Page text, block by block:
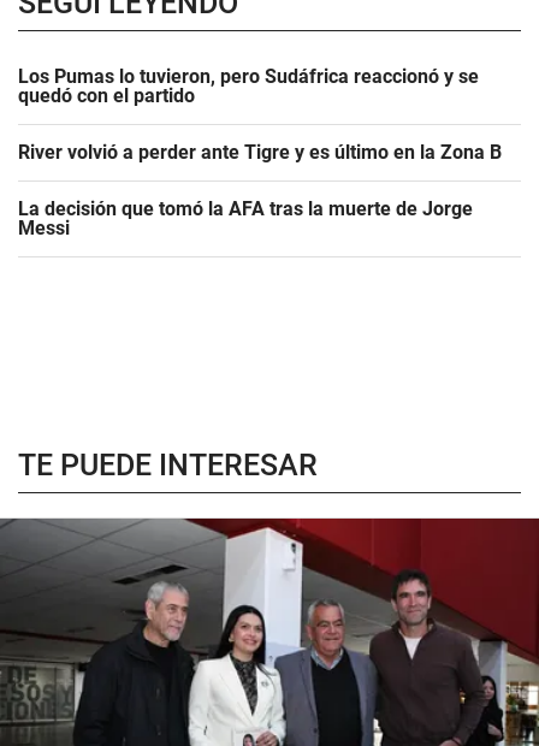
Los Pumas lo tuvieron, pero Sudáfrica reaccionó y se
quedó con el partido
River volvió a perder ante Tigre y es último en la Zona B
La decisión que tomó la AFA tras la muerte de Jorge
Messi
TE PUEDE INTERESAR